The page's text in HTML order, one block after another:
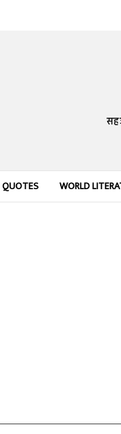
QUOTES WORLD